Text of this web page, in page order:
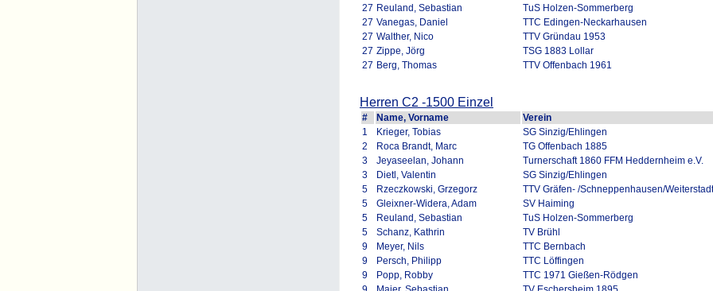
27 Reuland, Sebastian
TuS Holzen-Sommerberg
27 Vanegas, Daniel
TTC Edingen-Neckarhausen
27 Walther, Nico
TTV Gründau 1953
27 Zippe, Jörg
TSG 1883 Lollar
27 Berg, Thomas TTV Offenbach 1961
Herren C2 -1500 Einzel
# Name, Vorname
Verein
1
Krieger, Tobias
SG Sinzig/Ehlingen
2
Roca Brandt, Marc
TG Offenbach 1885
3
Jeyaseelan, Johann
Turnerschaft 1860 FFM Heddernheim e.V.
3
Dietl, Valentin
SG Sinzig/Ehlingen
5
Rzeczkowski, Grzegorz
TTV Gräfen- /Schneppenhausen/Weiterstadt
5
Gleixner-Widera, Adam
SV Haiming
5
Reuland, Sebastian
TuS Holzen-Sommerberg
5
Schanz, Kathrin
TV Brühl
9
Meyer, Nils
TTC Bernbach
9
Persch, Philipp
TTC Löffingen
9
Popp, Robby
TTC 1971 Gießen-Rödgen